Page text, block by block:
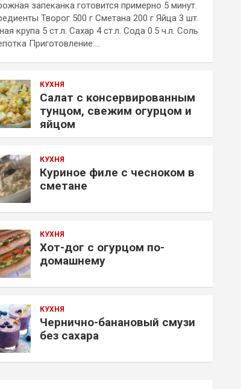
запеканка готовится примерно 5 минут.
Творог 500 г Сметана 200 г Яйца 3 шт.
крупа 5 ст.л. Сахар 4 ст.л. Сода 0.5 ч.л. Соль
Приготовление:…
КУХНЯ
Салат с консервированным
тунцом, свежим огурцом и
яйцом
КУХНЯ
Куриное филе с чесноком в
сметане
КУХНЯ
Хот-дог с огурцом по-
домашнему
КУХНЯ
Чернично-банановый смузи
без сахара